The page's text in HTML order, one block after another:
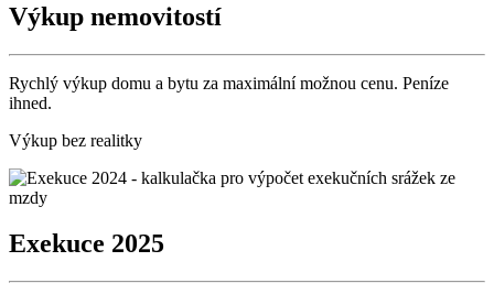
Výkup nemovitostí
Rychlý výkup domu a bytu za maximální možnou cenu. Peníze
ihned.
Výkup bez realitky
Exekuce 2025